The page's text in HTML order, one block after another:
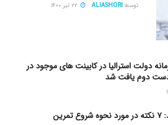
توسط ALIASHORI
دولت استرالیا در کابینت های موجود در
دوم یافت شد